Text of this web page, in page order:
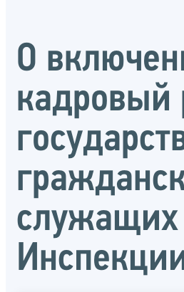
О
кадровый
служащих